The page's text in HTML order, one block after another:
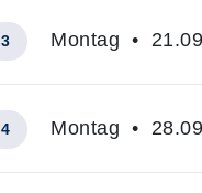
3 Montag •
4 Montag •